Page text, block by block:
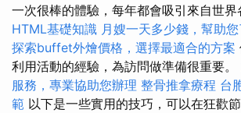
一次很棒的體驗，每年都會吸引來自世界
HTML基礎知識 月嫂一天多少錢，幫助
探索buffet外燴價格，選擇最適合的方案
利用活動的經驗，為訪問做準備很重要。
服務，專業協助您辦理 整骨推拿療程 台
範 以下是一些實用的技巧，可以在狂歡